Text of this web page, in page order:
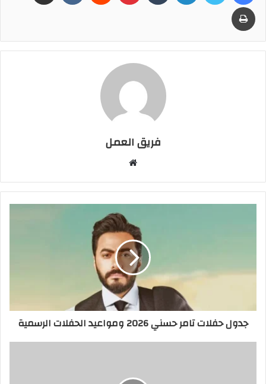
طباعة
فريق العمل
جدول حفلات تامر حسني 2026 ومواعيد الحفلات الرسمية